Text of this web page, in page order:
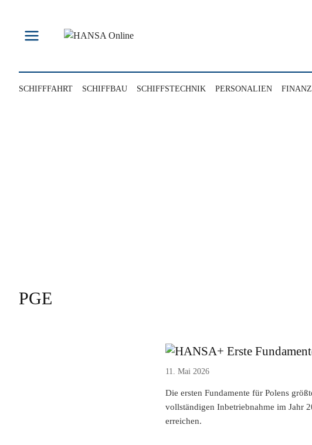
springen
SCHIFFFAHRT SCHIFFBAU SCHIFFSTECHNIK PERSONALIEN
PGE
Erste
11. Mai 2026
Die ersten Fundamente für Polens
vollständigen Inbetriebnahme im Jahr
erreichen.